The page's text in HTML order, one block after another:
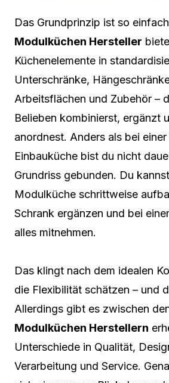
Das Grundprinzip ist so
Modulküchen Hersteller
Küchenelemente in
Unterschränke,
Arbeitsflächen und Zubehör –
Belieben kombinierst, ergänzt
anordnest. Anders als bei
Einbauküche bist du nicht
Grundriss gebunden. Du
Modulküche schrittweise
Schrank ergänzen und bei
alles mitnehmen.
Das klingt nach dem idealen
die Flexibilität schätzen – und
Allerdings gibt es zwischen
Modulküchen Herstellern
Unterschiede in Qualität,
Verarbeitung und Service.